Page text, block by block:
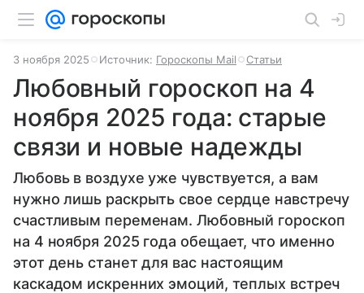
3 ноября 2025 Источник: Гороскопы Mail Статьи
Любовный гороскоп на 4
ноября 2025 года: старые
связи и новые надежды
Любовь в воздухе уже чувствуется, а вам
нужно лишь раскрыть свое сердце навстречу
счастливым переменам. Любовный гороскоп
на 4 ноября 2025 года обещает, что именно
этот день станет для вас настоящим
каскадом искренних эмоций, теплых встреч